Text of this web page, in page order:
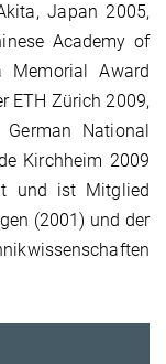
Japan 2005,
Academy of
Memorial Award
ETH Zürich 2009,
National
Kirchheim 2009
und ist Mitglied
(2001) und der